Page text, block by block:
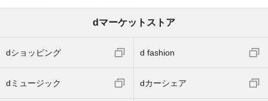
dマーケットストア
dショッピング d fashion
dミュージック dカーシェア